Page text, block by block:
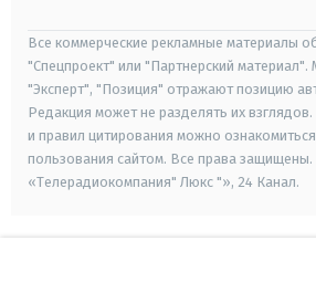
Все коммерческие рекламные материалы
"Спецпроект" или "Партнерский
"Эксперт", "Позиция" отражают позицию
Редакция может не разделять их
и правил цитирования можно
пользования сайтом. Все права
«Телерадиокомпания" Люкс "», 24 Канал.